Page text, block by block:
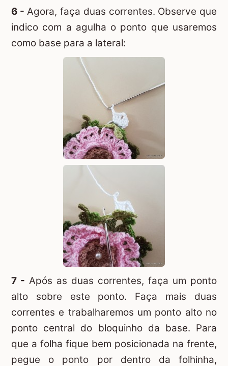
6 - Agora, faça duas correntes. Observe que
indico com a agulha o ponto que usaremos
como base para a lateral:
7 - Após as duas correntes, faça um ponto
alto sobre este ponto. Faça mais duas
correntes e trabalharemos um ponto alto no
ponto central do bloquinho da base. Para
que a folha fique bem posicionada na frente,
pegue o ponto por dentro da folhinha,